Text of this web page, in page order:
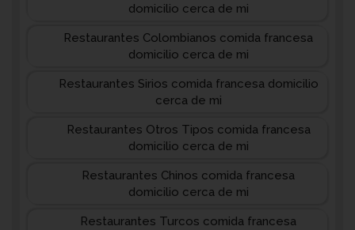
domicilio cerca de mi
Restaurantes Colombianos comida francesa
domicilio cerca de mi
Restaurantes Sirios comida francesa domicilio
cerca de mi
Restaurantes Otros Tipos comida francesa
domicilio cerca de mi
Restaurantes Chinos comida francesa
domicilio cerca de mi
Restaurantes Turcos comida francesa